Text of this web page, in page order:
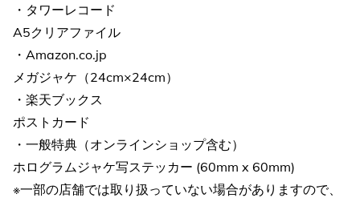
・タワーレコード
A5クリアファイル
・Amazon.co.jp
メガジャケ（24cm×24cm）
・楽天ブックス
ポストカード
・一般特典（オンラインショップ含む）
ホログラムジャケ写ステッカー (60mm x 60mm)
※一部の店舗では取り扱っていない場合がありますので、